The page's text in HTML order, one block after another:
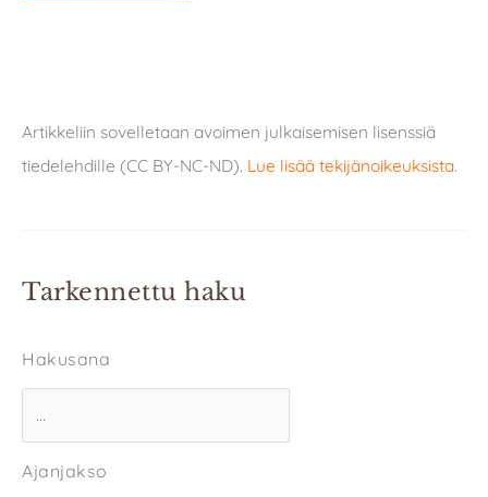
Artikkeliin sovelletaan avoimen julkaisemisen lisenssiä
tiedelehdille (CC BY-NC-ND). Lue lisää tekijänoikeuksista.
Tarkennettu haku
Hakusana
Ajanjakso